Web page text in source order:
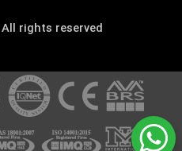
rights reserved